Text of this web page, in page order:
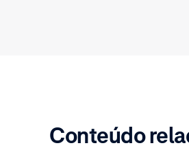
Conteúdo